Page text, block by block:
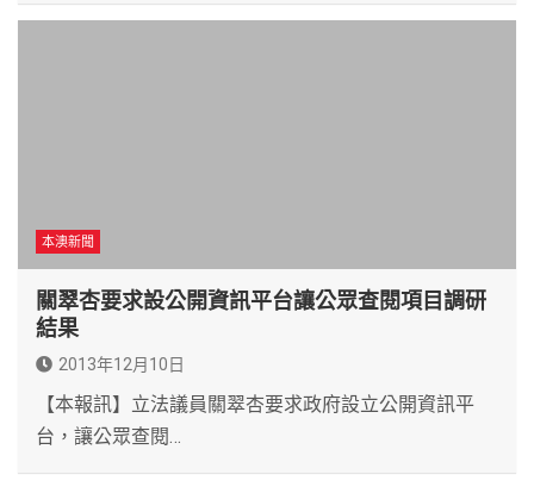
本澳新聞
關翠杏要求設公開資訊平台讓公眾查閱項目調研
結果
2013年12月10日
【本報訊】立法議員關翠杏要求政府設立公開資訊平
台，讓公眾查閱…